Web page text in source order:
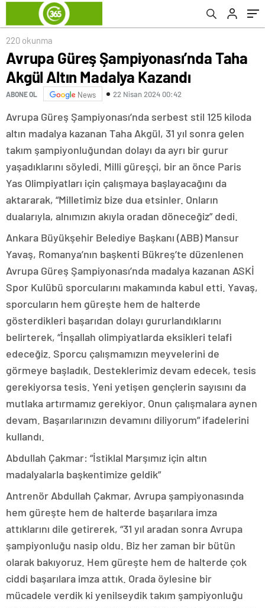
220 okunma
Avrupa Güreş Şampiyonası’nda Taha
Akgül Altın Madalya Kazandı
ABONE OL News 22 Nisan 2024 00:42
Avrupa Güreş Şampiyonası’nda serbest stil 125 kiloda
altın madalya kazanan Taha Akgül, 31 yıl sonra gelen
takım şampiyonluğundan dolayı da ayrı bir gurur
yaşadıklarını söyledi. Milli güreşçi, bir an önce Paris
Yas Olimpiyatları için çalışmaya başlayacağını da
aktararak, “Milletimiz bize dua etsinler. Onların
dualarıyla, alnımızın akıyla oradan döneceğiz” dedi.
Ankara Büyükşehir Belediye Başkanı (ABB) Mansur
Yavaş, Romanya’nın başkenti Bükreş’te düzenlenen
Avrupa Güreş Şampiyonası’nda madalya kazanan ASKİ
Spor Kulübü sporcularını makamında kabul etti. Yavaş,
sporcuların hem güreşte hem de halterde
gösterdikleri başarıdan dolayı gururlandıklarını
belirterek, “İnşallah olimpiyatlarda eksikleri telafi
edeceğiz. Sporcu çalışmamızın meyvelerini de
görmeye başladık. Desteklerimiz devam edecek, tesis
gerekiyorsa tesis. Yeni yetişen gençlerin sayısını da
mutlaka artırmamız gerekiyor. Onun çalışmalara aynen
devam. Başarılarınızın devamını diliyorum” ifadelerini
kullandı.
Abdullah Çakmar: “İstiklal Marşımız için altın
madalyalarla başkentimize geldik”
Antrenör Abdullah Çakmar, Avrupa şampiyonasında
hem güreşte hem de halterde başarılara imza
attıklarını dile getirerek, “31 yıl aradan sonra Avrupa
şampiyonluğu nasip oldu. Biz her zaman bir bütün
olarak bakıyoruz. Hem güreşte hem de halterde çok
ciddi başarılara imza attık. Orada öylesine bir
mücadele verdik ki yenilseydik takım şampiyonluğu